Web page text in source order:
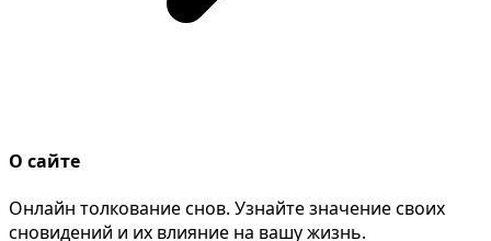
О сайте
Онлайн толкование снов. Узнайте значение своих
сновидений и их влияние на вашу жизнь.